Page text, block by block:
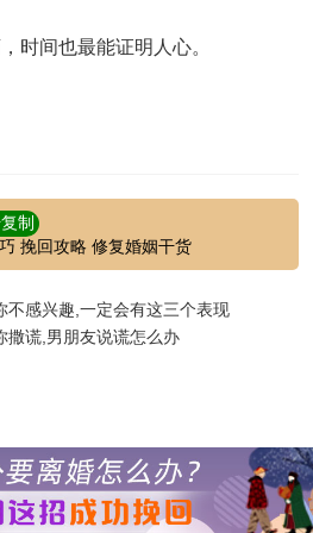
间也最能证明人心。
制
挽回攻略 修复婚姻干货
不感兴趣,一定会有这三个表现
撒谎,男朋友说谎怎么办